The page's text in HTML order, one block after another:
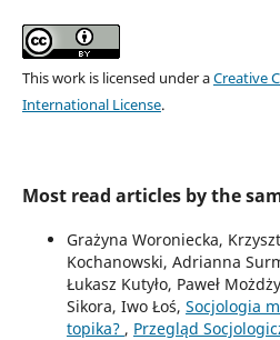
This work is licensed under aCreative
International License.
Most read articles by the
Grażyna Woroniecka,
Kochanowski, Adrianna
Łukasz Kutyło, Paweł
Sikora, Iwo Łoś, Socjologia
topika? , Przegląd